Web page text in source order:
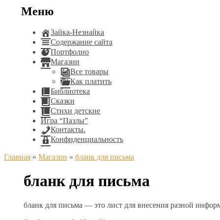
Меню
Зайка-Незнайка
Содержание сайта
Портфолио
Магазин
Все товары
Как платить
Библиотека
Сказки
Стихи детские
Игра “Пазлы”
Контакты.
Конфиденциальность
Главная » Магазин » бланк для письма
бланк для письма
бланк для письма — это лист для внесения разной